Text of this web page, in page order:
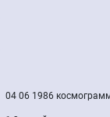
04 06 1986